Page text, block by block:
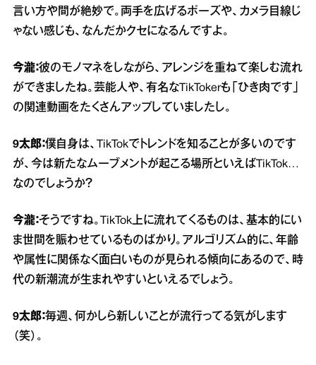
言い方や間が絶妙で。両手を広げるポーズや、カメラ目線じ
ゃない感じも、なんだかクセになるんですよ。
今瀧：彼のモノマネをしながら、アレンジを重ねて楽しむ流れ
ができましたね。芸能人や、有名なTikTokerも「ひき肉です」
の関連動画をたくさんアップしていましたし。
9太郎：僕自身は、TikTokでトレンドを知ることが多いのです
が、今は新たなムーブメントが起こる場所といえばTikTok…
なのでしょうか？
今瀧：そうですね。TikTok上に流れてくるものは、基本的にい
ま世間を賑わせているものばかり。アルゴリズム的に、年齢
や属性に関係なく面白いものが見られる傾向にあるので、時
代の新潮流が生まれやすいといえるでしょう。
9太郎：毎週、何かしら新しいことが流行ってる気がします
（笑）。